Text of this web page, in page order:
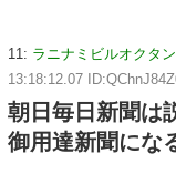
11: ラニナミビルオクタ
13:18:12.07
朝日毎日新聞は
御用達新聞にな